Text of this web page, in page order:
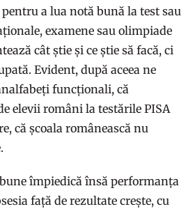
a lua notă bună la test sau
examene sau olimpiade
cât știe și ce știe să facă, ci
Evident, după aceea ne
funcționali, că
elevii români la testările PISA
că școala românească nu
împiedică însă performanța
față de rezultate crește, cu